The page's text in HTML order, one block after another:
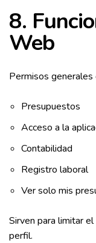
8.
Web
Permisos generales
Presupuestos
Acceso a la
Contabilidad
Registro laboral
Ver solo mis
Sirven para limitar
perfil.